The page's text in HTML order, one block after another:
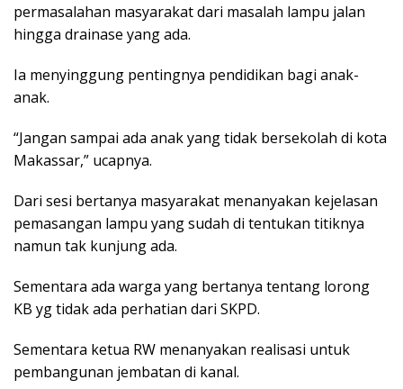
permasalahan masyarakat dari masalah lampu jalan
hingga drainase yang ada.
Ia menyinggung pentingnya pendidikan bagi anak-
anak.
“Jangan sampai ada anak yang tidak bersekolah di kota
Makassar,” ucapnya.
Dari sesi bertanya masyarakat menanyakan kejelasan
pemasangan lampu yang sudah di tentukan titiknya
namun tak kunjung ada.
Sementara ada warga yang bertanya tentang lorong
KB yg tidak ada perhatian dari SKPD.
Sementara ketua RW menanyakan realisasi untuk
pembangunan jembatan di kanal.